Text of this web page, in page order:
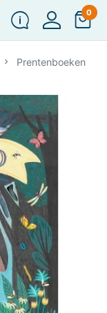
0
Prentenboeken